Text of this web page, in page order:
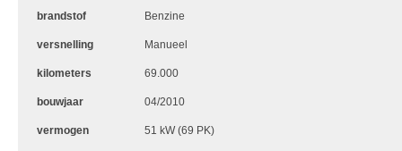
brandstof Benzine
versnelling Manueel
kilometers 69.000
bouwjaar 04/2010
vermogen 51 kW (69 PK)